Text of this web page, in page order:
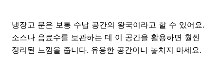
냉장고 문은 보통 수납 공간의 왕국이라고 할 수 있어요.
소스나 음료수를 보관하는 데 이 공간을 활용하면 훨씬
정리된 느낌을 줍니다. 유용한 공간이니 놓치지 마세요.